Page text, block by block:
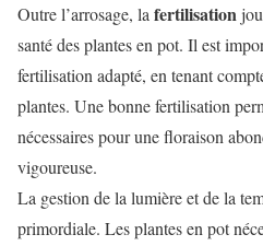
Outre l’arrosage, lafertilisation
santé des plantes en pot. Il est
fertilisation adapté, en tenant
plantes. Une bonne fertilisation
nécessaires pour une floraison
vigoureuse.
La gestion de la lumière et de la
primordiale. Les plantes en pot